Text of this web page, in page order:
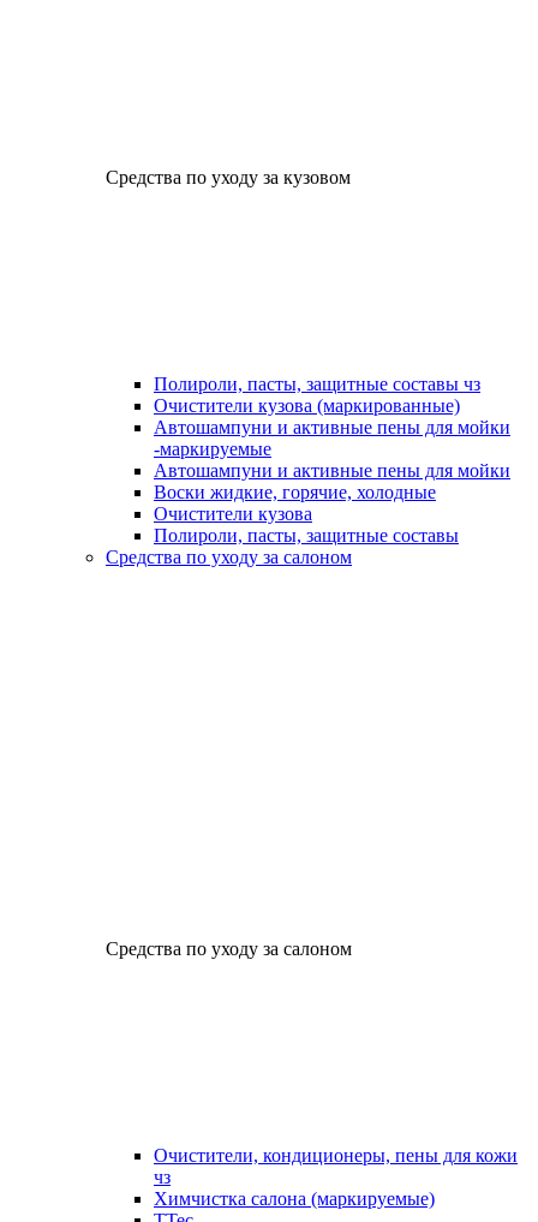
Средства по уходу за кузовом
Полироли, пасты, защитные составы чз
Очистители кузова (маркированные)
Автошампуни и активные пены для мойки
-маркируемые
Автошампуни и активные пены для мойки
Воски жидкие, горячие, холодные
Очистители кузова
Полироли, пасты, защитные составы
Средства по уходу за салоном
Средства по уходу за салоном
Очистители, кондиционеры, пены для кожи
чз
Химчистка салона (маркируемые)